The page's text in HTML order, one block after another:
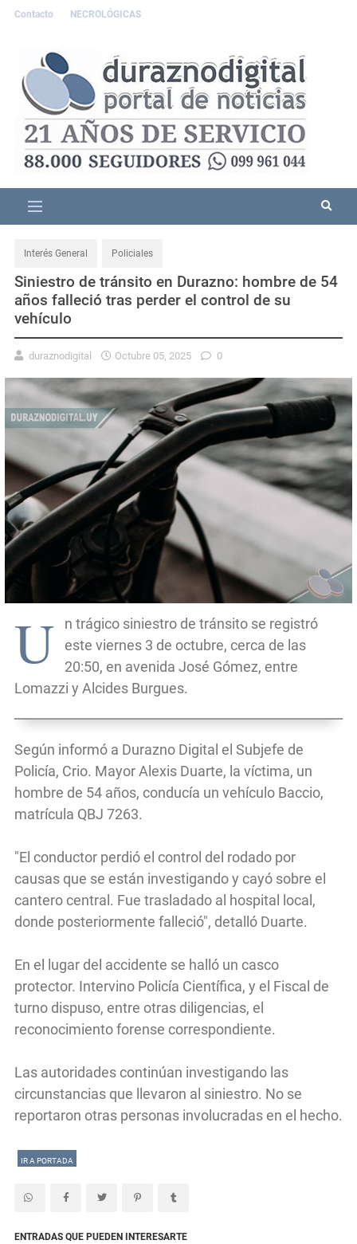
Contacto NECROLÓGICAS
Interés General Policiales
Siniestro de tránsito en Durazno: hombre de 54
años falleció tras perder el control de su
vehículo
duraznodigital Octubre 05, 2025 0
U
n trágico siniestro de tránsito se registró
este viernes 3 de octubre, cerca de las
20:50, en avenida José Gómez, entre
Lomazzi y Alcides Burgues.
Según informó a Durazno Digital el Subjefe de
Policía, Crio. Mayor Alexis Duarte, la víctima, un
hombre de 54 años, conducía un vehículo Baccio,
matrícula QBJ 7263.
"El conductor perdió el control del rodado por
causas que se están investigando y cayó sobre el
cantero central. Fue trasladado al hospital local,
donde posteriormente falleció", detalló Duarte.
En el lugar del accidente se halló un casco
protector. Intervino Policía Científica, y el Fiscal de
turno dispuso, entre otras diligencias, el
reconocimiento forense correspondiente.
Las autoridades continúan investigando las
circunstancias que llevaron al siniestro. No se
reportaron otras personas involucradas en el hecho.
IR A PORTADA
ENTRADAS QUE PUEDEN INTERESARTE